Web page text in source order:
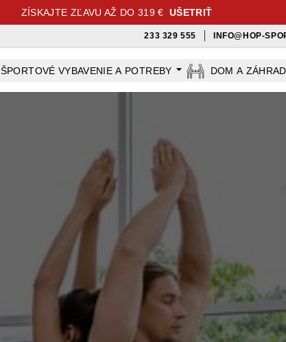
ZÍSKAJTE ZĽAVU AŽ DO 319 € UŠETRIŤ
233 329 555 INFO@HOP-
ŠPORTOVÉ VYBAVENIE A POTREBY DOM A